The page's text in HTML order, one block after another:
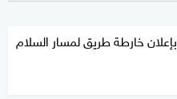
خارطة طريق لمسار السلام